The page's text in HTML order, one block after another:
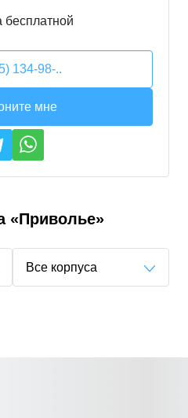
бесплатной
134-98-..
мне
«Приволье»
Все корпуса